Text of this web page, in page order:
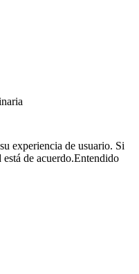
experiencia de usuario. Si
de acuerdo.Entendido